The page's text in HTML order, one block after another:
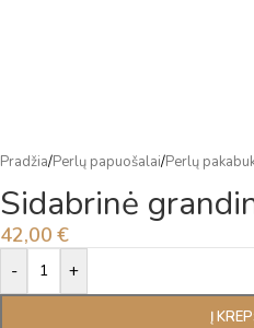
Pradžia/Perlų papuošalai/Perlų
Sidabrinė
42,00 €
- +
Į
Alternative: